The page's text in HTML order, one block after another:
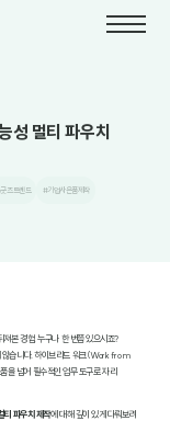
성 멀티 파우치
즈트렌드 #기업사은품제작
본 경험, 누구나 한 번쯤 있으시죠?
않습니다. 하이브리드 워크(Work from
을 넘어 필수적인 업무 도구로 자리
티 파우치 제작에 대해 깊이 있게 다뤄보려